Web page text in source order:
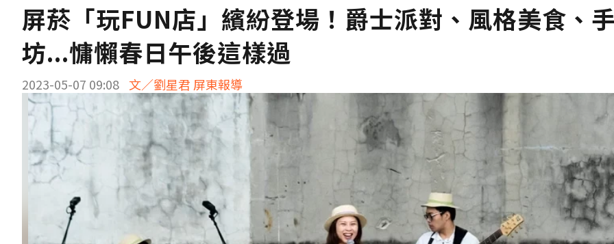
屏菸「玩FUN店」繽紛登場！爵士派對、風格美食、
坊...慵懶春日午後這樣過
2023-05-07 09:08 文／劉星君 屏東報導